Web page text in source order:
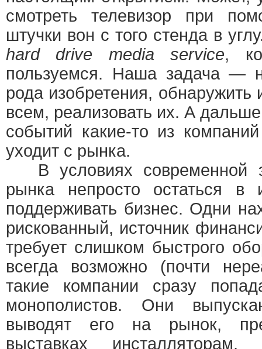
смотреть телевизор при
штучки вон с того стенда в
hard drive media service,
пользуемся. Наша задача —
рода изобретения, обнаружить
всем, реализовать их. А
событий какие-то из
уходит с рынка.
В условиях современной
рынка непросто остаться в
поддерживать бизнес. Одни
рискованный, источник
требует слишком быстрого
всегда возможно (почти
такие компании сразу
монополистов. Они
выводят его на рынок,
выставках